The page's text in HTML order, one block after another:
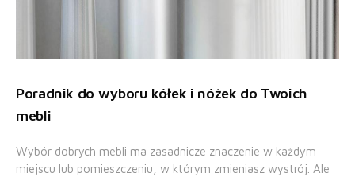
Poradnik do wyboru kółek i nóżek do Twoich
mebli
Wybór dobrych mebli ma zasadnicze znaczenie w każdym
miejscu lub pomieszczeniu, w którym zmieniasz wystrój. Ale